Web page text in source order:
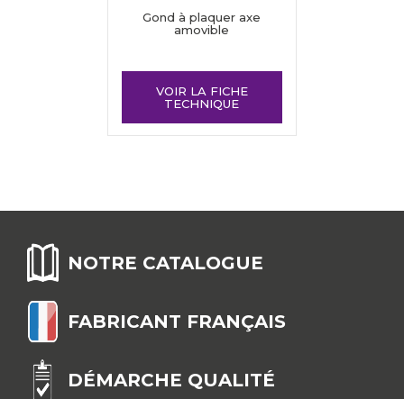
Gond à plaquer axe
amovible
VOIR LA FICHE
TECHNIQUE
NOTRE CATALOGUE
FABRICANT FRANÇAIS
DÉMARCHE QUALITÉ